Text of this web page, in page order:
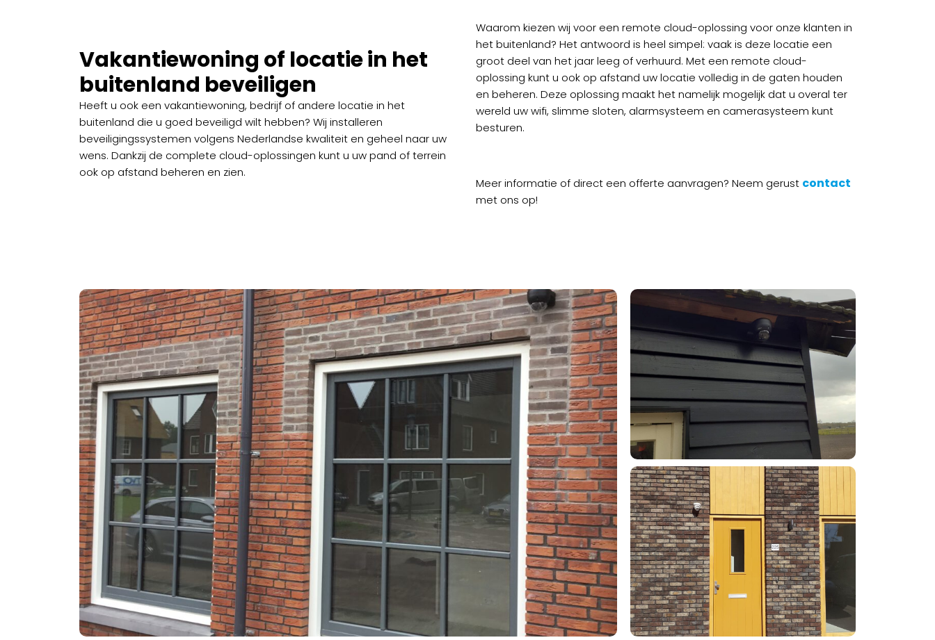
Vakantiewoning of locatie in het
buitenland beveiligen
Heeft u ook een vakantiewoning, bedrijf of andere locatie in het
buitenland die u goed beveiligd wilt hebben? Wij installeren
beveiligingssystemen volgens Nederlandse kwaliteit en geheel naar uw
wens. Dankzij de complete cloud-oplossingen kunt u uw pand of terrein
ook op afstand beheren en zien.
Waarom kiezen wij voor een remote cloud-oplossing voor onze klanten in
het buitenland? Het antwoord is heel simpel: vaak is deze locatie een
groot deel van het jaar leeg of verhuurd. Met een remote cloud-
oplossing kunt u ook op afstand uw locatie volledig in de gaten houden
en beheren. Deze oplossing maakt het namelijk mogelijk dat u overal ter
wereld uw wifi, slimme sloten, alarmsysteem en camerasysteem kunt
besturen.
Meer informatie of direct een offerte aanvragen? Neem gerust contact
met ons op!